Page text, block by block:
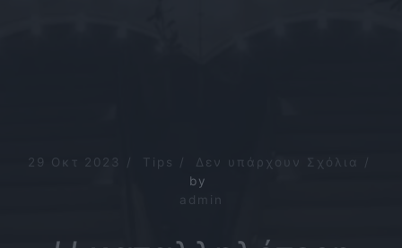
29 Οκτ 2023 Tips Δεν υπάρχουν
Σχόλια
by
admin